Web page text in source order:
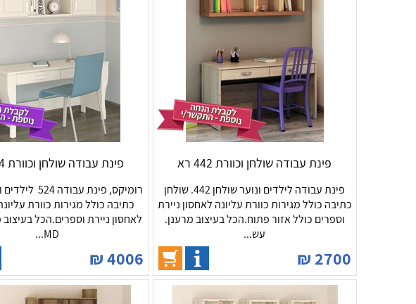
פינת עבודה שולחן וכוורת 442 רא
פינת עבודה לילדים ונוער שולחן 442. שולחן
כתיבה כולל מגירות כוורת עליונה לאחסון ניירת
וספרים כולל אזור פתוח.הכל בעיצוב מרענן.
עש...
2700
₪
פינת עבודה שולחן וכוורת 524 רא
רומיקס, פינת
כתיבה כולל מגירות כוורת
לאחסון ניירת וספרים.הכל בעיצוב
MD...
4006
₪